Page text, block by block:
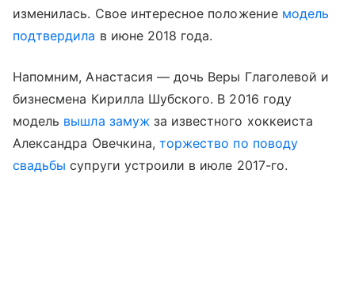
изменилась. Свое интересное положение модель
подтвердила в июне 2018 года.
Напомним, Анастасия — дочь Веры Глаголевой и
бизнесмена Кирилла Шубского. В 2016 году
модель вышла замужза известного хоккеиста
Александра Овечкина,торжество по поводу
свадьбы супруги устроили в июле 2017-го.